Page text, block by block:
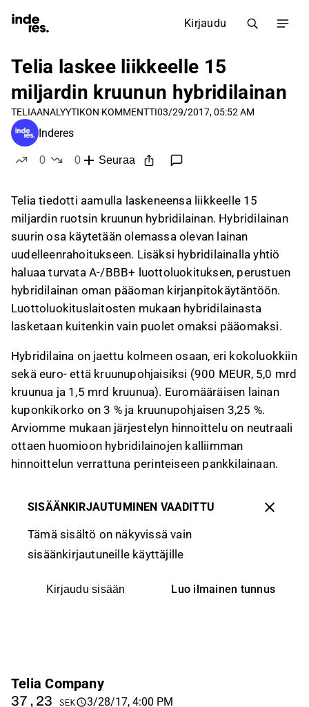
Kirjaudu
Telia laskee liikkeelle 15
miljardin kruunun hybridilainan
TELIAANALYYTIKON KOMMENTTI03/29/2017, 05:52 AM
Inderes
0
0
Seuraa
Telia tiedotti aamulla laskeneensa liikkeelle 15
miljardin ruotsin kruunun hybridilainan. Hybridilainan
suurin osa käytetään olemassa olevan lainan
uudelleenrahoitukseen. Lisäksi hybridilainalla yhtiö
haluaa turvata A-/BBB+ luottoluokituksen, perustuen
hybridilainan oman pääoman kirjanpitokäytäntöön.
Luottoluokituslaitosten mukaan hybridilainasta
lasketaan kuitenkin vain puolet omaksi pääomaksi.
Hybridilaina on jaettu kolmeen osaan, eri kokoluokkiin
sekä euro- että kruunupohjaisiksi (900 MEUR, 5,0 mrd
kruunua ja 1,5 mrd kruunua). Euromääräisen lainan
kuponkikorko on 3 % ja kruunupohjaisen 3,25 %.
Arviomme mukaan järjestelyn hinnoittelu on neutraali
ottaen huomioon hybridilainojen kalliimman
hinnoittelun verrattuna perinteiseen pankkilainaan.
SISÄÄNKIRJAUTUMINEN VAADITTU
Tämä sisältö on näkyvissä vain
sisäänkirjautuneille käyttäjille
Kirjaudu sisään Luo ilmainen tunnus
Telia Company
37,23 SEK 3/28/17, 4:00 PM